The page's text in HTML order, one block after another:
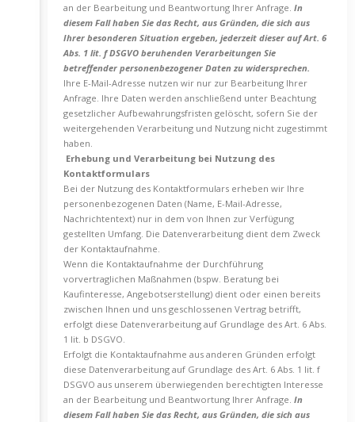
an der Bearbeitung und Beantwortung Ihrer Anfrage. In
diesem Fall haben Sie das Recht, aus Gründen, die sich aus
Ihrer besonderen Situation ergeben, jederzeit dieser auf Art. 6
Abs. 1 lit. f DSGVO beruhenden Verarbeitungen Sie
betreffender personenbezogener Daten zu widersprechen.
Ihre E-Mail-Adresse nutzen wir nur zur Bearbeitung Ihrer
Anfrage. Ihre Daten werden anschließend unter Beachtung
gesetzlicher Aufbewahrungsfristen gelöscht, sofern Sie der
weitergehenden Verarbeitung und Nutzung nicht zugestimmt
haben.
Erhebung und Verarbeitung bei Nutzung des
Kontaktformulars
Bei der Nutzung des Kontaktformulars erheben wir Ihre
personenbezogenen Daten (Name, E-Mail-Adresse,
Nachrichtentext) nur in dem von Ihnen zur Verfügung
gestellten Umfang. Die Datenverarbeitung dient dem Zweck
der Kontaktaufnahme.
Wenn die Kontaktaufnahme der Durchführung
vorvertraglichen Maßnahmen (bspw. Beratung bei
Kaufinteresse, Angebotserstellung) dient oder einen bereits
zwischen Ihnen und uns geschlossenen Vertrag betrifft,
erfolgt diese Datenverarbeitung auf Grundlage des Art. 6 Abs.
1 lit. b DSGVO.
Erfolgt die Kontaktaufnahme aus anderen Gründen erfolgt
diese Datenverarbeitung auf Grundlage des Art. 6 Abs. 1 lit. f
DSGVO aus unserem überwiegenden berechtigten Interesse
an der Bearbeitung und Beantwortung Ihrer Anfrage. In
diesem Fall haben Sie das Recht, aus Gründen, die sich aus